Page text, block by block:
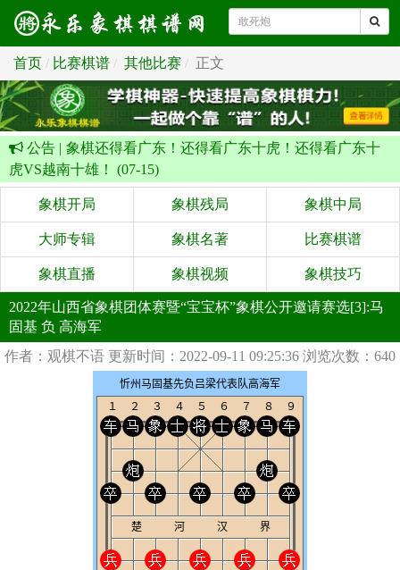
首页 比赛棋谱 其他比赛 正文
公告 | 象棋还得看广东！还得看广东十虎！还得看广东十
虎VS越南十雄！ (07-15)
象棋开局 象棋残局 象棋中局
大师专辑 象棋名著 比赛棋谱
象棋直播 象棋视频 象棋技巧
2022年山西省象棋团体赛暨“宝宝杯”象棋公开邀请赛选[3]:马
固基 负 高海军
作者：观棋不语 更新时间：2022-09-11 09:25:36 浏览次数：640